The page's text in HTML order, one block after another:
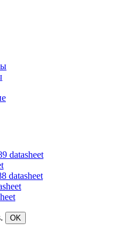
datasheet
datasheet
OK